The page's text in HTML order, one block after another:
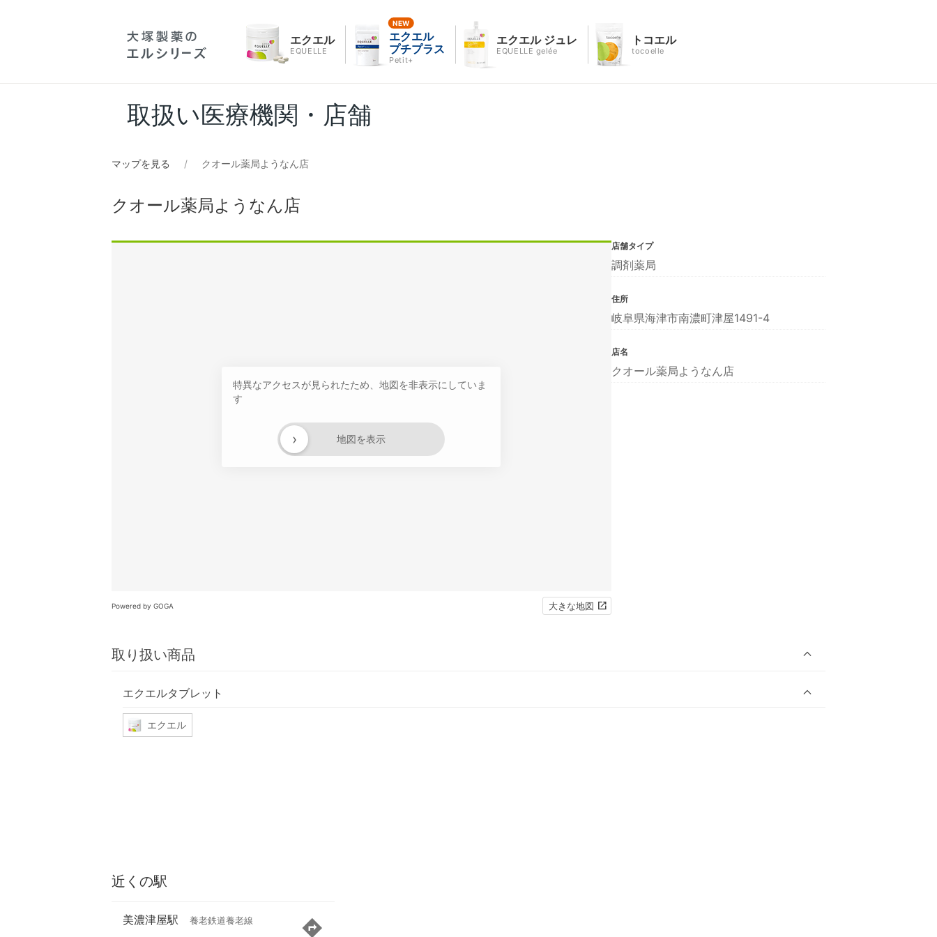
エクエル
EQUELLE
エクエル
プチプラス
Petit+
エクエル ジュレ
EQUELLE gelée
トコエル
tocoelle
取扱い医療機関・店舗
マップを見る クオール薬局ようなん店
クオール薬局ようなん店
特異なアクセスが見られたため、地図を非表示にしていま
す
地図を表示
›
Powered by GOGA 大きな地図
取り扱い商品
エクエルタブレット
エクエル
店舗タイプ
調剤薬局
住所
岐阜県海津市南濃町津屋1491-4
店名
クオール薬局ようなん店
近くの駅
美濃津屋駅 養老鉄道養老線